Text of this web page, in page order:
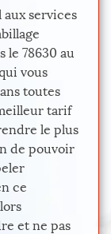
aux services
le 78630 au
vous
toutes
tarif
le plus
de pouvoir
ce
et ne pas